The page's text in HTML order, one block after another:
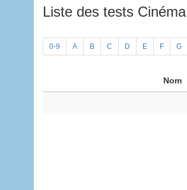
Liste des tests Cinéma
0-9 A B C D E F G
Nom